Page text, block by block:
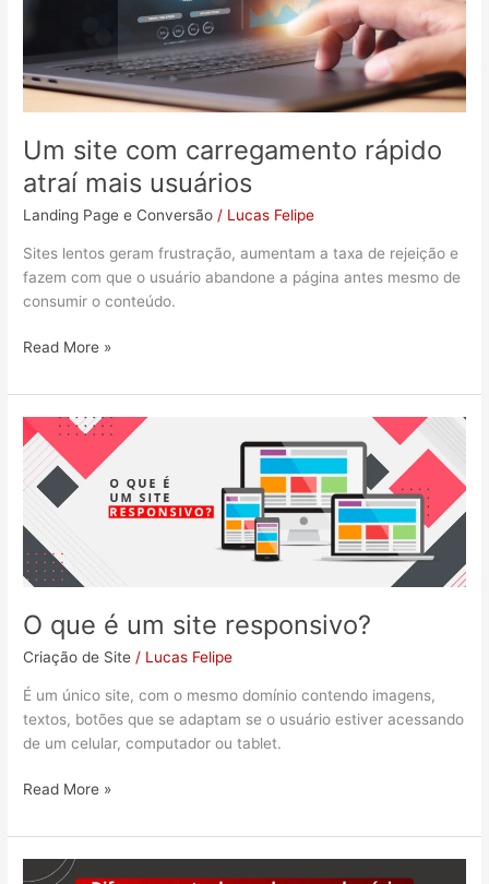
Um site com carregamento rápido
atraí mais usuários
Landing Page e Conversão / Lucas Felipe
Sites lentos geram frustração, aumentam a taxa de rejeição e
fazem com que o usuário abandone a página antes mesmo de
consumir o conteúdo.
Read More »
O que é um site responsivo?
Criação de Site / Lucas Felipe
É um único site, com o mesmo domínio contendo imagens,
textos, botões que se adaptam se o usuário estiver acessando
de um celular, computador ou tablet.
O
que
é
um
site
responsivo?
Read More »
Qual